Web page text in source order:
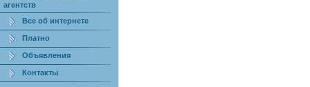
агентств
Все об интернете
Платно
Объявления
Контакты